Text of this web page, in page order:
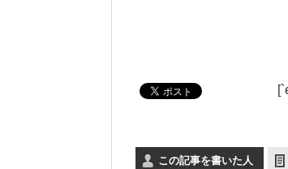
この記事を書いた人